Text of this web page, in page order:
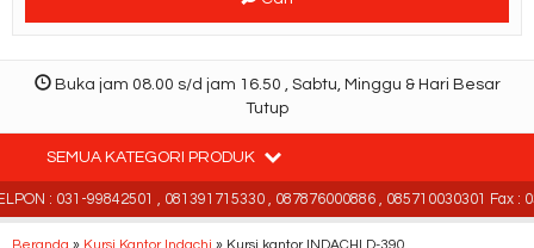
Buka jam 08.00 s/d jam 16.50 , Sabtu, Minggu & Hari Besar
Tutup
SEMUA KATEGORI PRODUK
: 031-99842501 , 081391715330 , 087876000886 , 085710030301 Fax :
Beranda » Kursi Kantor Indachi » Kursi kantor INDACHI D-390